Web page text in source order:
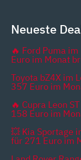
Neueste
🔥 Ford Puma
Euro im Monat
Toyota bZ4X im
357 Euro im
🔥 Cupra Leon
158 Euro im
💥 Kia Sportage
für 271 Euro im